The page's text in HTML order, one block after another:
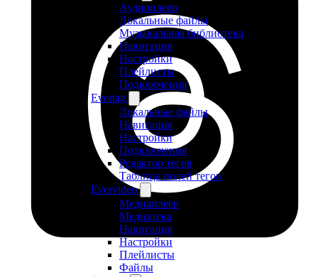
Аудиоплеер
Локальные файлы
Музыкальная библиотека
Навигация
Настройки
Плейлисты
Подключения
Evertag
Локальные файлы
Навигация
Настройки
Подключения
Редактор тегов
Таблица полей тегов
Evervideo
Медиаплеер
Медиатека
Навигация
Настройки
Плейлисты
Файлы